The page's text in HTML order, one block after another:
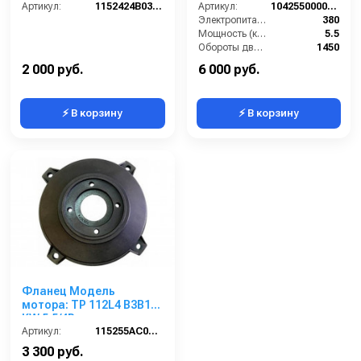
Артикул: 1152424B03071
2 000 руб.
⚡ В корзину
Артикул:
1042550000000
Электропитание (В):
380
Мощность (кВт):
5.5
Обороты двигателя (об/мин):
1450
Страна-производитель:
6 000 руб.
⚡ В корзину
Фланец Модель
мотора: TP 112L4 B3B14
KW 5,5/4P
Артикул: 115255AC00000
3 300 руб.